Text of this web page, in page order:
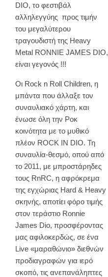
DIO, το φεστιβάλ
αλληλεγγύης προς τιμήν
του μεγαλύτερου
τραγουδιστή της Heavy
Metal RONNIE JAMES DIO,
είναι γεγονός !!!
Οι Rock n Roll Children, η
μπάντα που άλλαξε τον
συναυλιακό χάρτη, και
ένωσε όλη την Ροκ
κοινότητα με το μυθικό
πλέον ROCK IN DIO. Τη
συναυλία-θεσμό, οπού από
το 2011, με μπροστάρηδες
τους RnRC, η αφρόκρεμα
της εγχώριας Hard & Heavy
σκηνής, αποτίει φόρο τιμής
στον τεράστιο Ronnie
James Dio, προσφέροντας
μας αφιλοκερδώς, σε ένα
Live «μαραθώνιο» διεθνών
προδιαγραφών για ιερό
σκοπό, τις ανεπανάληπτες